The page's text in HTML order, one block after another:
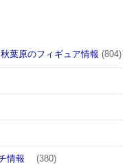
葉原のフィギュア情報 (804)
情報 (380)